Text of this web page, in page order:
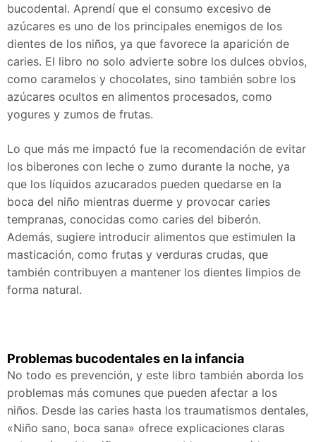
bucodental. Aprendí que el consumo excesivo de
azúcares es uno de los principales enemigos de los
dientes de los niños, ya que favorece la aparición de
caries. El libro no solo advierte sobre los dulces obvios,
como caramelos y chocolates, sino también sobre los
azúcares ocultos en alimentos procesados, como
yogures y zumos de frutas.
Lo que más me impactó fue la recomendación de evitar
los biberones con leche o zumo durante la noche, ya
que los líquidos azucarados pueden quedarse en la
boca del niño mientras duerme y provocar caries
tempranas, conocidas como caries del biberón.
Además, sugiere introducir alimentos que estimulen la
masticación, como frutas y verduras crudas, que
también contribuyen a mantener los dientes limpios de
forma natural.
Problemas bucodentales en la infancia
No todo es prevención, y este libro también aborda los
problemas más comunes que pueden afectar a los
niños. Desde las caries hasta los traumatismos dentales,
«Niño sano, boca sana» ofrece explicaciones claras